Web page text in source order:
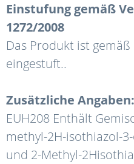
Einstufung gemäß
1272/2008
Das Produkt ist
eingestuft..
Zusätzliche Angaben:
EUH208 Enthält
methyl-2H-isothiazol-
und 2-Methyl-